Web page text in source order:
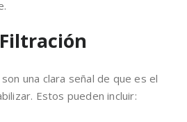
una clara señal de que es el
Estos pueden incluir: